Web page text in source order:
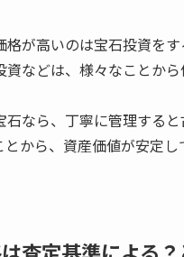
が高いのは宝石投資を
資などは、様々なことか
なら、丁寧に管理する
から、資産価値が安定